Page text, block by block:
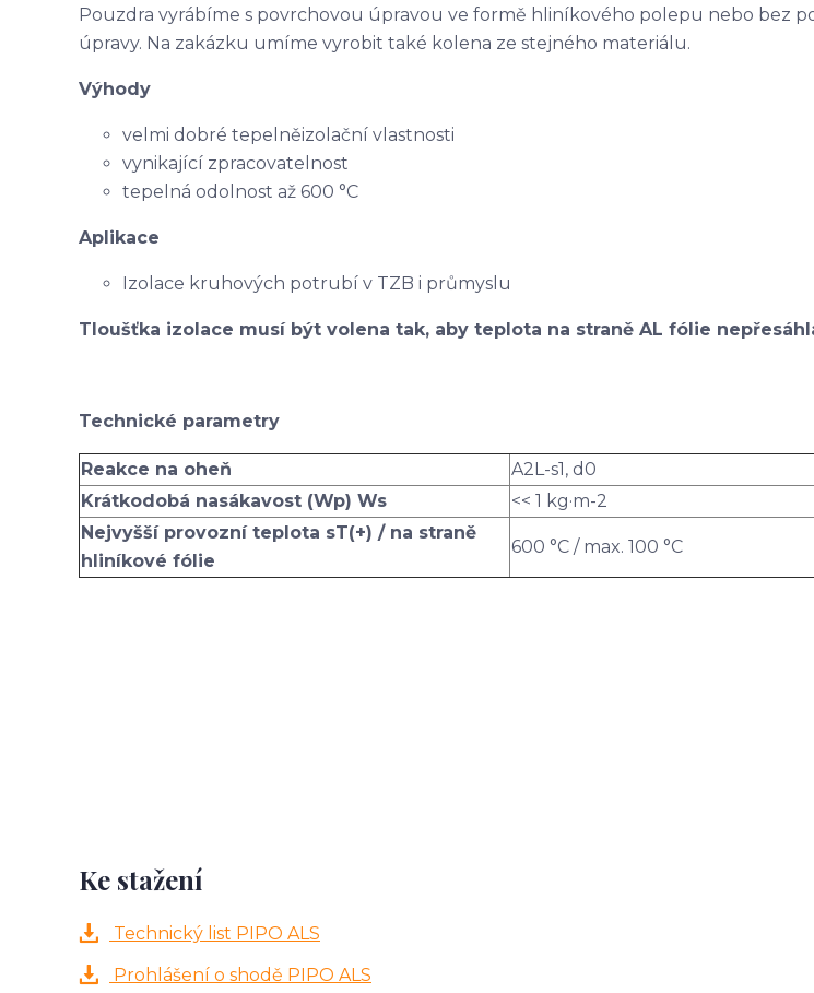
Pouzdra vyrábíme s povrchovou úpravou ve formě hliníkového polepu nebo bez
úpravy. Na zakázku umíme vyrobit také kolena ze stejného materiálu.
Výhody
velmi dobré tepelněizolační vlastnosti
vynikající zpracovatelnost
tepelná odolnost až 600 °C
Aplikace
Izolace kruhových potrubí v TZB i průmyslu
Tloušťka izolace musí být volena tak, aby teplota na straně AL fólie
Technické parametry
Reakce na oheň
A2L-s1, d0
Krátkodobá nasákavost (Wp) Ws
<< 1 kg·m-2
Nejvyšší provozní teplota sT(+) / na straně
hliníkové fólie
600 °C / max. 100 °C
Ke stažení
Technický list PIPO ALS
Prohlášení o shodě PIPO ALS